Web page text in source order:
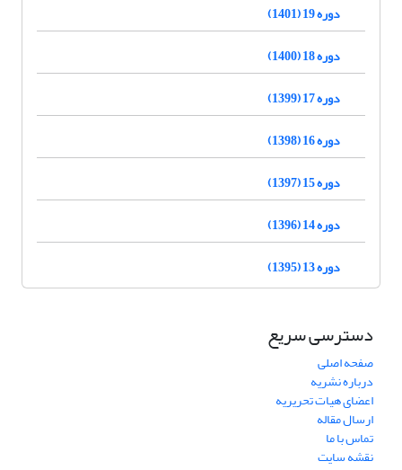
دوره 19 (1401)
دوره 18 (1400)
دوره 17 (1399)
دوره 16 (1398)
دوره 15 (1397)
دوره 14 (1396)
دوره 13 (1395)
دسترسی سریع
صفحه اصلی
درباره نشریه
اعضای هیات تحریریه
ارسال مقاله
تماس با ما
نقشه سایت